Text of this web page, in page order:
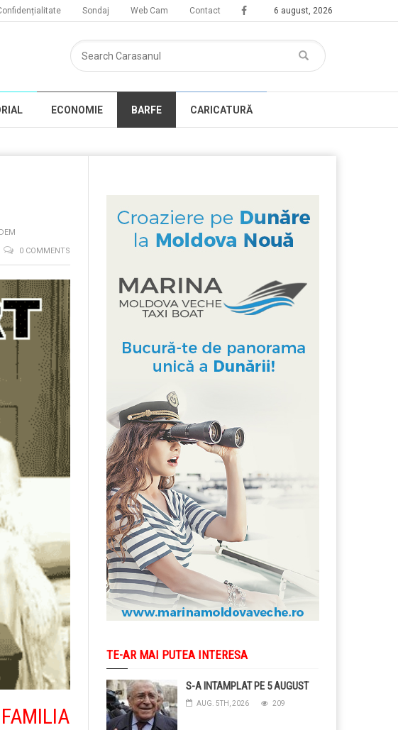
6 august, 2026
Sondaj Web Cam Contact
ECONOMIE BARFE CARICATURĂ
0 COMMENTS
TE-AR MAI PUTEA INTERESA
S-A INTAMPLAT PE 5 AUGUST
AUG. 5TH, 2026 209